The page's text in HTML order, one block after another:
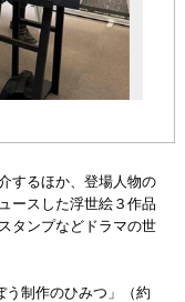
するほか、登場人物の
ースした浮世絵３作品
タンプなどドラマの世
制作のひみつ」（約